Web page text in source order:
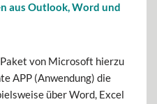
aus Outlook, Word und
von Microsoft hierzu
APP (Anwendung) die
über Word, Excel